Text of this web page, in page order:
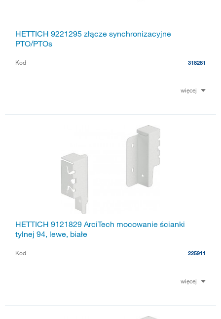
HETTICH 9221295 złącze synchronizacyjne
PTO/PTOs
Kod 318281
więcej
HETTICH 9121829 ArciTech mocowanie ścianki
tylnej 94, lewe, białe
Kod 225911
więcej